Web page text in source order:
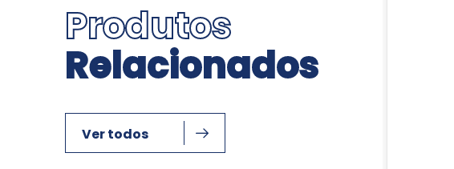
Produtos
Relacionados
Ver todos